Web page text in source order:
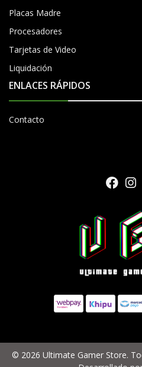
Placas Madre
Procesadores
Tarjetas de Video
Liquidación
ENLACES RÁPIDOS
Contacto
© 2026 Ultimate Gamer Store.